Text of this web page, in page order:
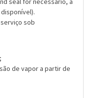
sob
de vapor a partir de